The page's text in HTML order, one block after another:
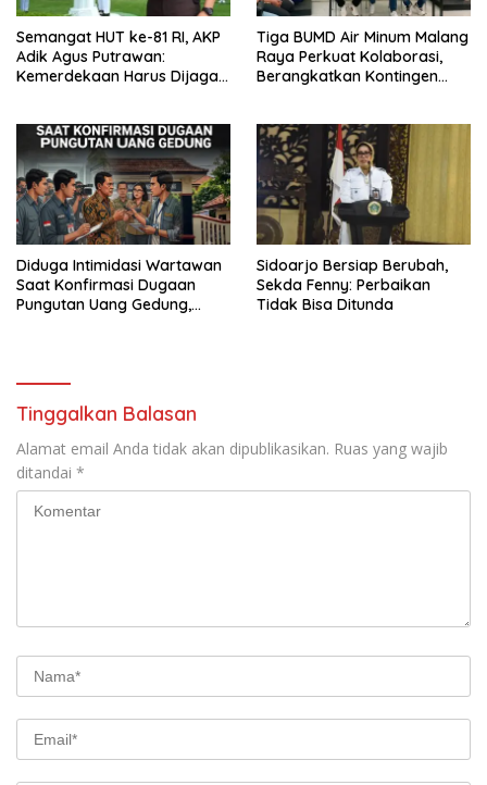
Semangat HUT ke-81 RI, AKP
Adik Agus Putrawan:
Kemerdekaan Harus Dijaga
Tiga BUMD Air Minum Malang
Raya Perkuat Kolaborasi,
Berangkatkan Kontingen
Diduga Intimidasi Wartawan
Saat Konfirmasi Dugaan
Pungutan Uang Gedung,
Sidoarjo Bersiap Berubah,
Sekda Fenny: Perbaikan
Tidak Bisa Ditunda
Tinggalkan Balasan
Alamat email Anda tidak akan dipublikasikan. Ruas yang wajib
ditandai *